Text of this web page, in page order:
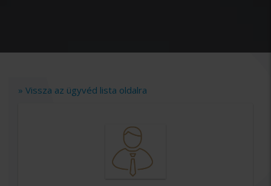
» Vissza az ügyvéd lista oldalra